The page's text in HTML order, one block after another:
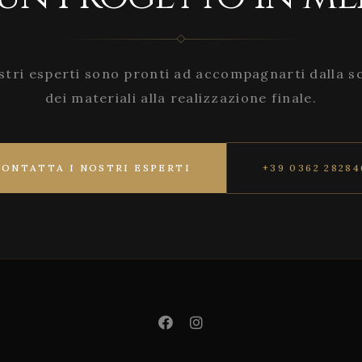
esperti sono pronti ad accompagnarti dalla
dei materiali alla realizzazione finale.
I NOSTRI ESPERTI +39 0362